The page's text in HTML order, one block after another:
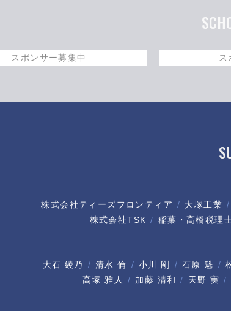
スポンサー募集中 ス
株式会社ティーズフロンティア 大塚工業
株式会社TSK
稲葉・高橋税理
大石 綾乃 清水 倫 小川 剛 石原 魁
高塚 雅人
加藤 清和 天野 実